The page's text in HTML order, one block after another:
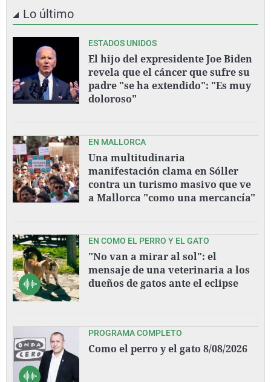
Lo último
ESTADOS UNIDOS
El hijo del expresidente Joe Biden
revela que el cáncer que sufre su
padre "se ha extendido": "Es muy
doloroso"
EN MALLORCA
Una multitudinaria
manifestación clama en Sóller
contra un turismo masivo que ve
a Mallorca "como una mercancía"
EN COMO EL PERRO Y EL GATO
"No van a mirar al sol": el
mensaje de una veterinaria a los
dueños de gatos ante el eclipse
PROGRAMA COMPLETO
Como el perro y el gato 8/08/2026